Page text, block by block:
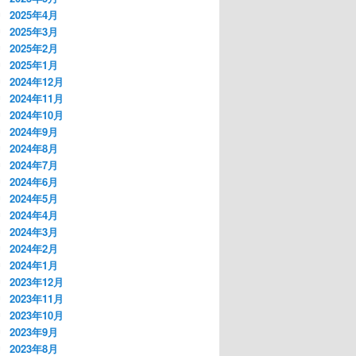
2025年4月
2025年3月
2025年2月
2025年1月
2024年12月
2024年11月
2024年10月
2024年9月
2024年8月
2024年7月
2024年6月
2024年5月
2024年4月
2024年3月
2024年2月
2024年1月
2023年12月
2023年11月
2023年10月
2023年9月
2023年8月